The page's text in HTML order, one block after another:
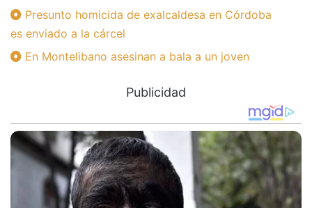
Presunto homicida de exalcaldesa en Córdoba
es enviado a la cárcel
En Montelibano asesinan a bala a un joven
Publicidad